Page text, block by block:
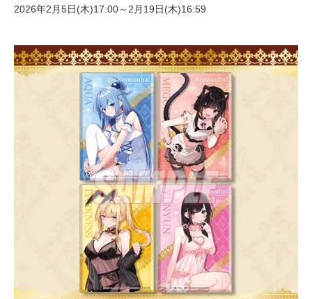
2026年2月5日(木)17:00～2月19日(木)16:59